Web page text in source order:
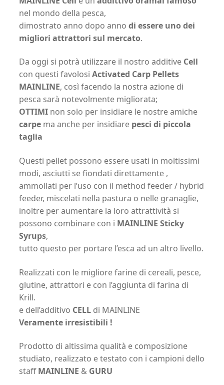
nel mondo della pesca,
dimostrato anno dopo anno di essere uno dei
migliori attrattori sul mercato.
Da oggi si potrà utilizzare il nostro additive Cell
con questi favolosi Activated Carp Pellets
MAINLINE, così facendo la nostra azione di
pesca sarà notevolmente migliorata;
OTTIMInon solo per insidiare le nostre amiche
carpe ma anche per insidiare pesci di piccola
taglia
Questi pellet possono essere usati in moltissimi
modi, asciutti se fiondati direttamente ,
ammollati per l’uso con il method feeder / hybrid
feeder, miscelati nella pastura o nelle granaglie,
inoltre per aumentare la loro attrattività si
possono combinare con i MAINLINE Sticky
Syrups,
tutto questo per portare l’esca ad un altro livello.
Realizzati con le migliore farine di cereali, pesce,
glutine, attrattori e con l’aggiunta di farina di
Krill.
e dell’additivo CELLdi MAINLINE
Veramente irresistibili !
Prodotto di altissima qualità e composizione
studiato, realizzato e testato con i campioni dello
staffMAINLINE & GURU